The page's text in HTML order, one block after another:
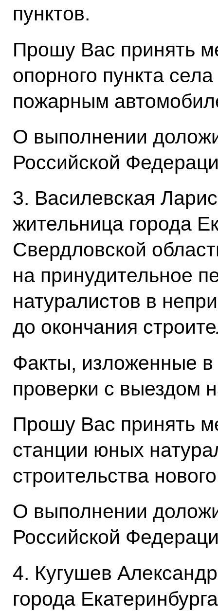
пунктов.
Прошу Вас принять
опорного пункта
пожарным
О выполнении
Российской
3. Василевская
жительница города
Свердловской
на принудительное
натуралистов в
до окончания
Факты, изложенные
проверки с выездом
Прошу Вас принять
станции юных
строительства
О выполнении
Российской
4. Кугушев
города